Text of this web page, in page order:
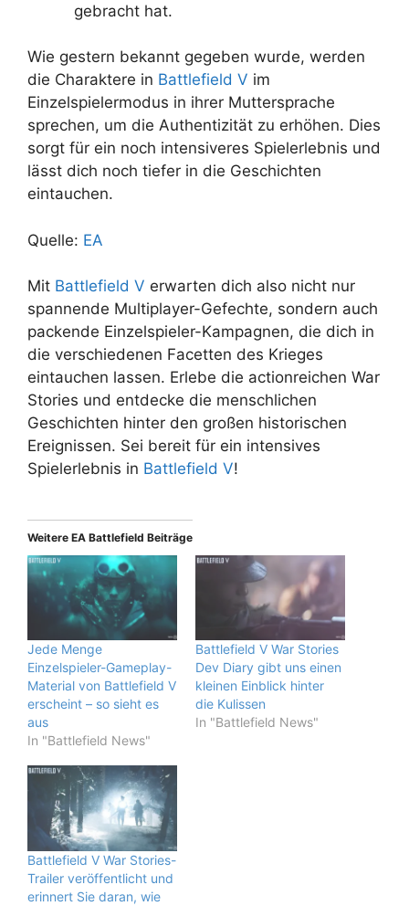
gebracht hat.
Wie gestern bekannt gegeben wurde, werden
die Charaktere in Battlefield V im
Einzelspielermodus in ihrer Muttersprache
sprechen, um die Authentizität zu erhöhen. Dies
sorgt für ein noch intensiveres Spielerlebnis und
lässt dich noch tiefer in die Geschichten
eintauchen.
Quelle: EA
Mit Battlefield V erwarten dich also nicht nur
spannende Multiplayer-Gefechte, sondern auch
packende Einzelspieler-Kampagnen, die dich in
die verschiedenen Facetten des Krieges
eintauchen lassen. Erlebe die actionreichen War
Stories und entdecke die menschlichen
Geschichten hinter den großen historischen
Ereignissen. Sei bereit für ein intensives
Spielerlebnis in Battlefield V!
Weitere EA Battlefield Beiträge
Jede Menge
Einzelspieler-Gameplay-
Material von Battlefield V
erscheint – so sieht es
aus
In "Battlefield News"
Battlefield V War Stories
Dev Diary gibt uns einen
kleinen Einblick hinter
die Kulissen
In "Battlefield News"
Battlefield V War Stories-
Trailer veröffentlicht und
erinnert Sie daran, wie